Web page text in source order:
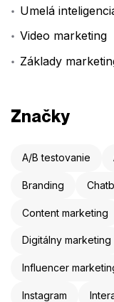
Umelá
Video marketing
Základy
Značky
A/B testovanie
Branding
Content marketing
Digitálny marketing
Influencer
Instagram